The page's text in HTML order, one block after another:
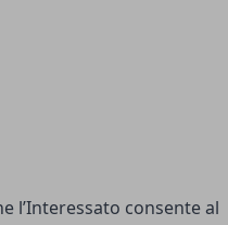
l’Interessato consente al